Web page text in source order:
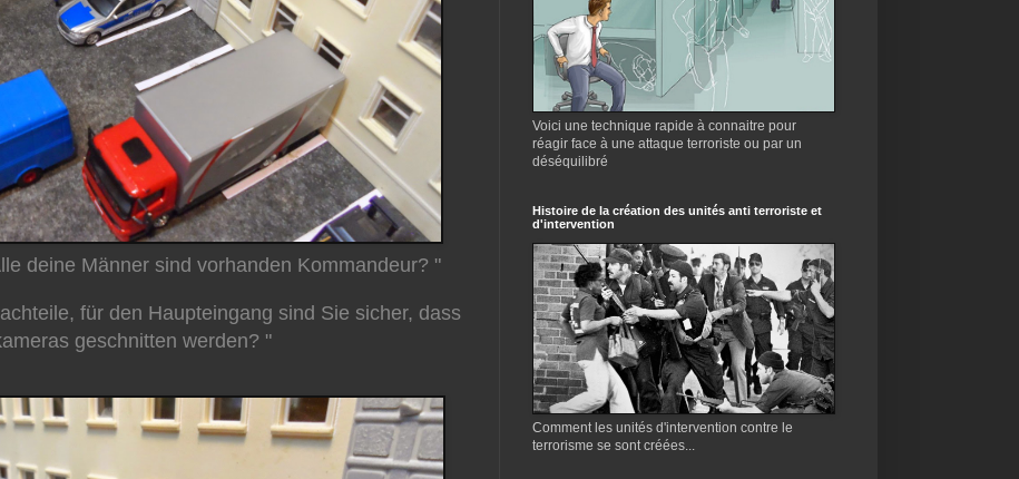
deine Männer sind vorhanden Kommandeur? "
für den Haupteingang sind Sie sicher, dass
geschnitten werden? "
Voici une technique rapide à connaitre pour
réagir face à une attaque terroriste ou par un
déséquilibré
Histoire de la création des unités anti terroriste et
d'intervention
Comment les unités d'intervention contre le
terrorisme se sont créées...